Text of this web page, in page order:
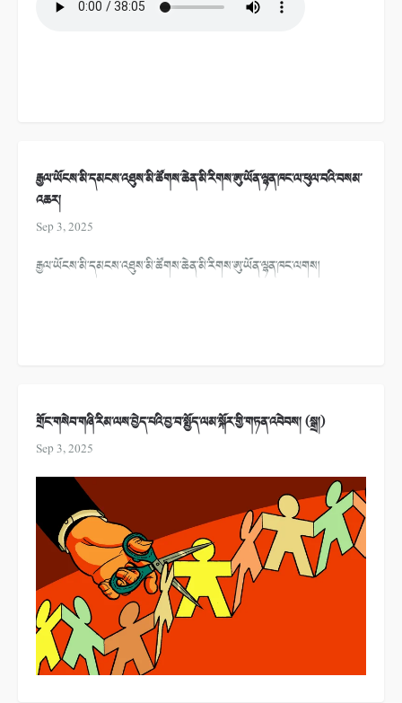
རྒྱལ་ཡོངས་མི་དམངས་འཐུས་མི་ཚོགས་ཆེན་མི་རིགས་ཨུ་ཡོན་ལྷན་ཁང་ལ་ཕུལ་བའི་བསམ་
འཆར།
Sep 3, 2025
རྒྱལ་ཡོངས་མི་དམངས་འཐུས་མི་ཚོགས་ཆེན་མི་རིགས་ཨུ་ཡོན་ལྷན་ཁང་ལགས།
གྲོང་གསེབ་གཞི་རིམ་ལས་བྱེད་པའི་བྱ་བ་སྤྱོད་ལམ་སྐོར་གྱི་གཏན་འབེབས། (སྒྲ།)
Sep 3, 2025